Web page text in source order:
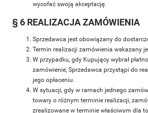
wycofać swoją akceptację.
§ 6 REALIZACJA ZAMÓWIENIA
Sprzedawca jest obowiązany do
Termin realizacji zamówienia wskazany
W przypadku, gdy Kupujący wybrał
zamówienie, Sprzedawca przystąpi do
jego opłaceniu.
W sytuacji, gdy w ramach jednego
towary o różnym terminie realizacji,
zrealizowane w terminie właściwym dla